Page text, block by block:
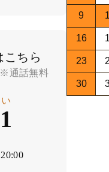
こちら
※通話無料
9
16
23
30